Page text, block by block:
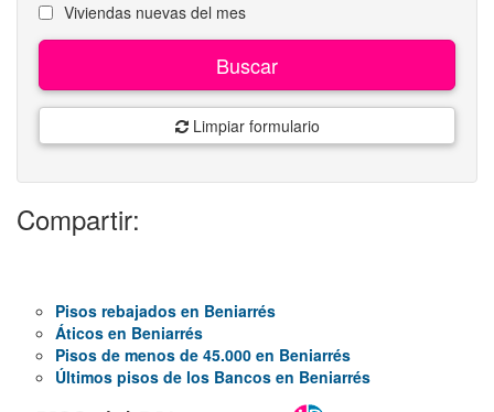
Viviendas nuevas del mes
Buscar
Limpiar formulario
Compartir:
Pisos rebajados en Beniarrés
Áticos en Beniarrés
Pisos de menos de 45.000 en Beniarrés
Últimos pisos de los Bancos en Beniarrés